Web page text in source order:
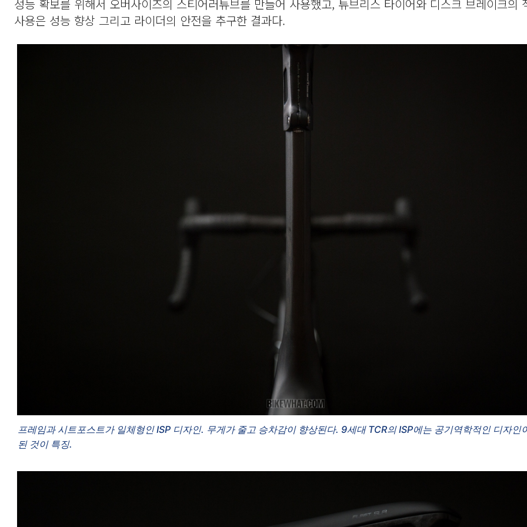
성능 확보를 위해서 오버사이즈의 스티어러튜브를 만들어 사용했고, 튜브리스 타이어와 디스크 브레이크의
사용은 성능 향상 그리고 라이더의 안전을 추구한 결과다.
프레임과 시트포스트가 일체형인 ISP 디자인. 무게가 줄고 승차감이 향상된다. 9세대 TCR의 ISP에는 공기역학적인 디자인
된 것이 특징.